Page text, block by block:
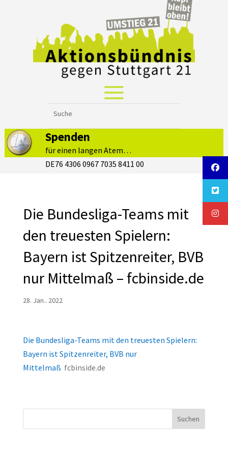
Spenden
für einen langen Atem…
DE76 4306 0967 7035 8411 00
Die Bundesliga-Teams mit
den treuesten Spielern:
Bayern ist Spitzenreiter, BVB
nur Mittelmaß – fcbinside.de
28. Jan.. 2022
Die Bundesliga-Teams mit den treuesten Spielern:
Bayern ist Spitzenreiter, BVB nur
Mittelmaß fcbinside.de
Suchen